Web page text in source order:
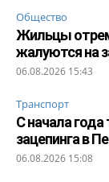
Общество
Жильцы
жалуются на
06.08.2026 15:43
Транспорт
С начала года
зацепинга в
06.08.2026 15:08